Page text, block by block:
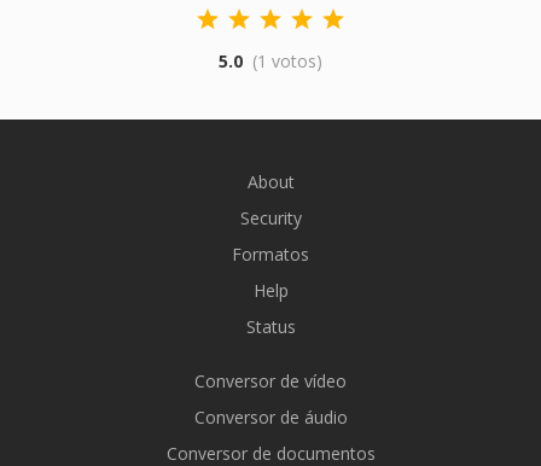
5.0 (1 votos)
About
Security
Formatos
Help
Status
Conversor de vídeo
Conversor de áudio
Conversor de documentos